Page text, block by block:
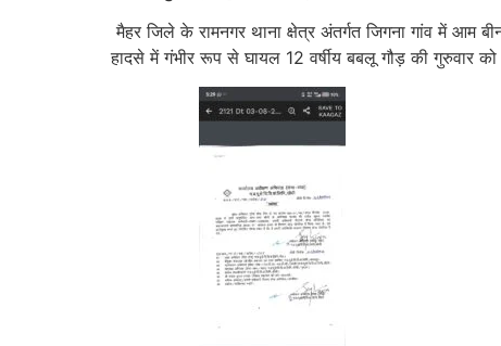
मैहर जिले के रामनगर थाना क्षेत्र अंतर्गत जिगना गांव में आम
हादसे में गंभीर रूप से घायल 12 वर्षीय बबलू गौड़ की गुरुवार